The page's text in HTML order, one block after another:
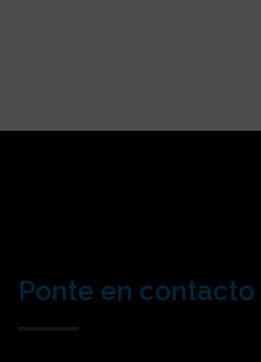
Ponte en contacto